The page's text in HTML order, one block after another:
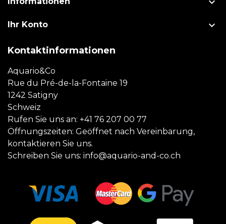
Ihr Konto 
Kontaktinformationen
Aquario&Co
Rue du Pré-de-la-Fontaine 19
1242 Satigny
Schweiz
Rufen Sie uns an: +41 76 207 00 77
Öffnungszeiten: Geöffnet nach Vereinbarung,
kontaktieren Sie uns.
Schreiben Sie uns: info@aquario-and-co.ch